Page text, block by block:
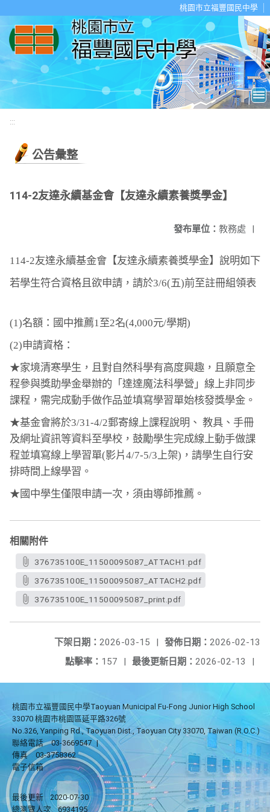
桃園市立福豐國民中學
:::
公告彙整
114-2友達永續基金會【友達永續素養獎學金】
發布單位： 教務處 |
114-2友達永續基金會【友達永續素養獎學金】說明如下
若學生符合資格且欲申請，請於3/6(五)前至註冊組領表
(1)名額：國中推薦1至2名(4,000元/學期)
(2)申請資格：
★家境清寒學生，且對自然科學有高度興趣，且願意全
程參與獎助學金舉辦的「達達魔法科學營」線上非同步
課程，需完成動手做作品並填寫學習單始核發獎學金。
★基金會將於3/31-4/2郵寄線上課程說明、 教具、手冊
及網址資訊等資料至學校，鼓勵學生完成線上動手做課
程並填寫線上學習單(影片4/7-5/3上架)，請學生自行安
排時間上線學習。
★國中學生僅限申請一次，須由導師推薦。
相關附件
376735100E_11500095087_ATTACH1.pdf
376735100E_11500095087_ATTACH2.pdf
376735100E_11500095087_print.pdf
發佈日期： 2026-02-13
下架日期： 2026-03-15
|
最後更新日期： 2026-02-13 |
點擊率： 157 |
桃園市立福豐國民中學Taoyuan Municipal Fu-Fong Junior High School
33070 桃園市桃園區延平路326號
No.326, Yanping Rd., Taoyuan Dist., Taoyuan City 33070, Taiwan (R.O.C.)
聯絡電話
03-3669547 |
傳真
03-3758362
電子信箱
最後更新
2020-07-30
總瀏覽人次
6934195